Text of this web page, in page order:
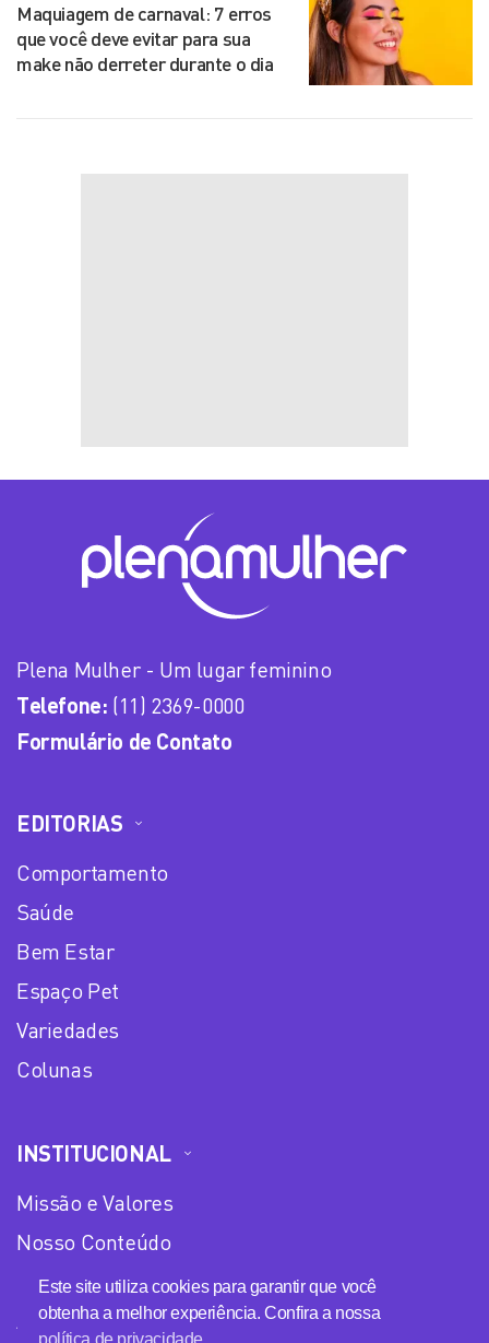
Este site utiliza cookies para garantir que você
obtenha a melhor experiência. Confira a nossa
Maquiagem de carnaval: 7 erros
que você deve evitar para sua
make não derreter durante o dia
Plena Mulher - Um lugar feminino
Telefone: (11) 2369-0000
Formulário de Contato
EDITORIAS
Comportamento
Saúde
Bem Estar
Espaço Pet
Variedades
Colunas
INSTITUCIONAL
Missão e Valores
Nosso Conteúdo
Equipe
Anuncie no Plena Mulher